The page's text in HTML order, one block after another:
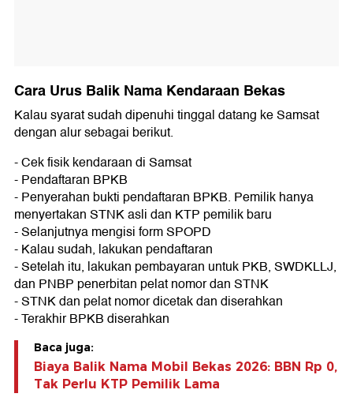
Cara Urus Balik Nama Kendaraan Bekas
Kalau syarat sudah dipenuhi tinggal datang ke Samsat
dengan alur sebagai berikut.
- Cek fisik kendaraan di Samsat
- Pendaftaran BPKB
- Penyerahan bukti pendaftaran BPKB. Pemilik hanya
menyertakan STNK asli dan KTP pemilik baru
- Selanjutnya mengisi form SPOPD
- Kalau sudah, lakukan pendaftaran
- Setelah itu, lakukan pembayaran untuk PKB, SWDKLLJ,
dan PNBP penerbitan pelat nomor dan STNK
- STNK dan pelat nomor dicetak dan diserahkan
- Terakhir BPKB diserahkan
Baca juga:
Biaya Balik Nama Mobil Bekas 2026: BBN Rp 0,
Tak Perlu KTP Pemilik Lama